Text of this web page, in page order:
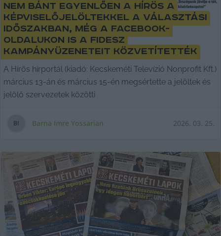
Nem bánt egyenlően a Hírös a
képviselőjelöltekkel a választási
időszakban, még a Facebook-
oldalukon is a Fidesz
kampányüzeneteit közvetítették
A Hírös hírportál (kiadó: Kecskeméti Televízió Nonprofit Kft.)
március 13-án és március 15-én megsértette a jelöltek és
jelölő szervezetek közötti
BI Barna Imre Yossarian 2026. 03. 25.